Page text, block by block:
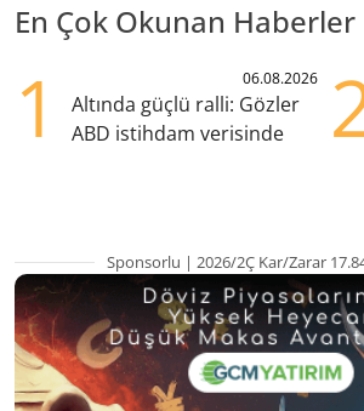
En Çok Okunan Haberler
1 06.08.2026
Altında güçlü ralli: Gözler
ABD istihdam verisinde
Sponsorlu | 2026/2Ç Kar/Zarar